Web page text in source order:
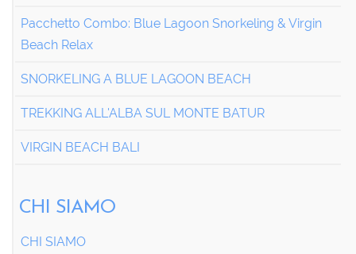
Pacchetto Combo: Blue Lagoon Snorkeling & Virgin
Beach Relax
SNORKELING A BLUE LAGOON BEACH
TREKKING ALL'ALBA SUL MONTE BATUR
VIRGIN BEACH BALI
CHI SIAMO
CHI SIAMO